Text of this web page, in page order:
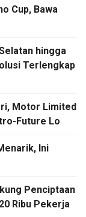
Cup, Bawa
hingga
Terlengkap
Motor Limited
Future Lo
Ini
Penciptaan
Ribu Pekerja